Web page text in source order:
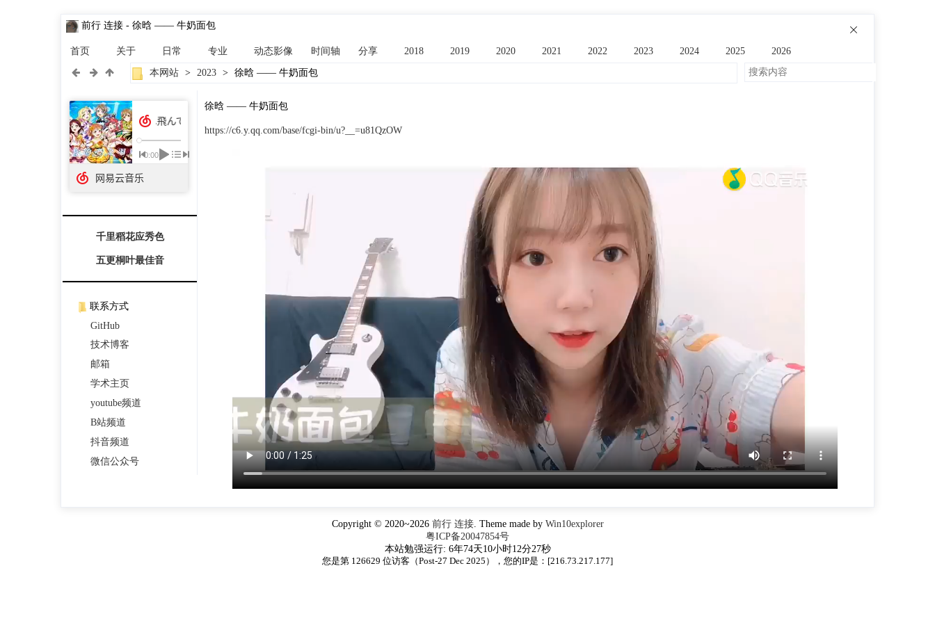
前行 连接 - 徐晗 —— 牛奶面包
首页 关于 日常 专业 动态影像 时间轴 分享 2018 2019 2020 2021 2022 2023 2024 2025 2026
本网站 > 2023 > 徐晗 —— 牛奶面包
千里稻花应秀色
五更桐叶最佳音
联系方式
GitHub
技术博客
邮箱
学术主页
youtube频道
B站频道
抖音频道
微信公众号
徐晗 —— 牛奶面包
https://c6.y.qq.com/base/fcgi-bin/u?__=u81QzOW
Copyright © 2020~2026 前行 连接. Theme made by Win10explorer
粤ICP备20047854号
本站勉强运行: 6年74天10小时12分28秒
您是第 126629 位访客（Post-27 Dec 2025），您的IP是：[216.73.217.177]